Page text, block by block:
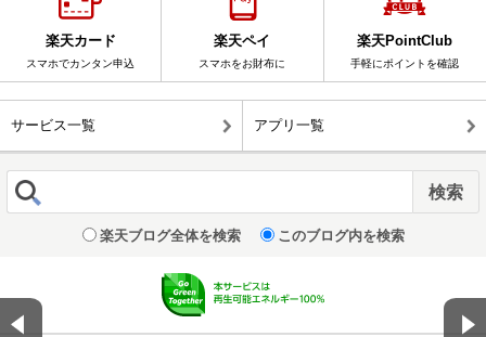
楽天カード
スマホでカンタン申込
楽天ペイ
スマホをお財布に
楽天PointClub
手軽にポイントを確認
サービス一覧 アプリ一覧
楽天ブログ全体を検索 このブログ内を検索